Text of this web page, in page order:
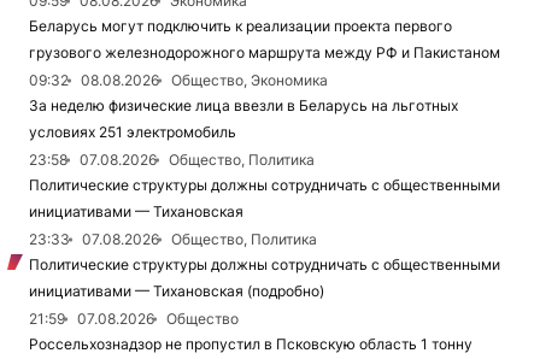
Беларусь могут подключить к реализации проекта первого
грузового железнодорожного маршрута между РФ и Пакистаном
09:32
08.08.2026
Общество, Экономика
За неделю физические лица ввезли в Беларусь на льготных
условиях 251 электромобиль
23:58
07.08.2026
Общество, Политика
Политические структуры должны сотрудничать с общественными
инициативами — Тихановская
23:33
07.08.2026
Общество, Политика
Политические структуры должны сотрудничать с общественными
инициативами — Тихановская (подробно)
21:59
07.08.2026
Общество
Россельхознадзор не пропустил в Псковскую область 1 тонну